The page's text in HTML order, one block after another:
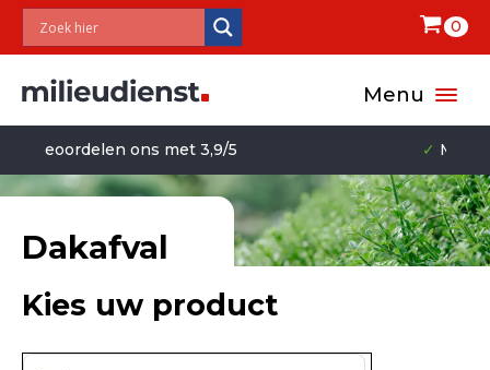
0
Menu
✓Milieuvriendelijk
Dakafval
Kies uw product